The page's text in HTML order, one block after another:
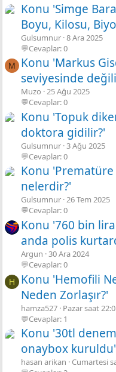
Konu 'Simge
Boyu, Kilosu,
Gulsumnur 8 Ara 2025
💬Cevaplar: 0
M
Konu 'Markus
seviyesinde
Muzo 25 Ağu 2025
💬Cevaplar: 0
Konu 'Topuk
doktora gidilir?'
Gulsumnur 3 Ağu 2025
💬Cevaplar: 0
Konu
nelerdir?'
Gulsumnur 26 Tem 2025
💬Cevaplar: 0
Konu '760 bin
anda polis
Argun 30 Ara 2024
💬Cevaplar: 0
H
Konu 'Hemofili
Neden Zorlaşır?'
hamza527 Pazar saat
💬Cevaplar: 1
Konu '30tl
onaybox kuruldu'
hasan arikan
Cumartesi